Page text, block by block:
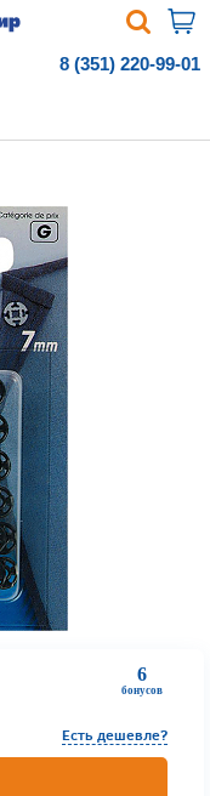
8 (351) 220-99-01
6
бонусов
Есть дешевле?